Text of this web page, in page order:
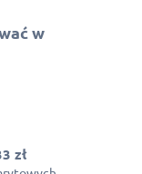
w
zł